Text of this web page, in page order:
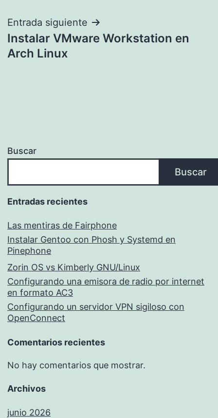
Entrada siguiente
Instalar VMware Workstation en
Arch Linux
Buscar
Buscar
Entradas recientes
Las mentiras de Fairphone
Instalar Gentoo con Phosh y Systemd en
Pinephone
Zorin OS vs Kimberly GNU/Linux
Configurando una emisora de radio por internet
en formato AC3
Configurando un servidor VPN sigiloso con
OpenConnect
Comentarios recientes
No hay comentarios que mostrar.
Archivos
junio 2026